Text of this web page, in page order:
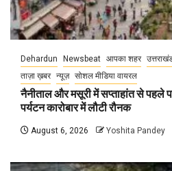
Dehardun Newsbeat आपका शहर
ताज़ा ख़बर न्यूज़ सोशल मीडिया वायरल
नैनीताल और मसूरी में सप्ताहांत से पहले
पर्यटन कारोबार में लौटी रौनक
August 6, 2026 Yoshita Pandey